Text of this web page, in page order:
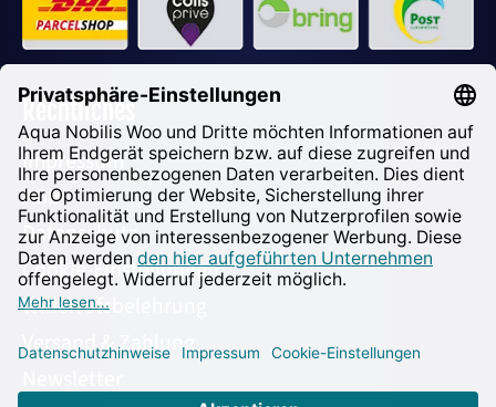
Rechtliches
Impressum
AGB
Datenschutz
Cookie-Einstellungen
Widerrufsbelehrung
Versand & Zahlung